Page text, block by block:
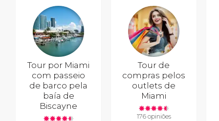
Tour por Miami
com passeio
de barco pela
baía de
Biscayne
Tour de
compras pelos
outlets de
Miami
176 opiniões